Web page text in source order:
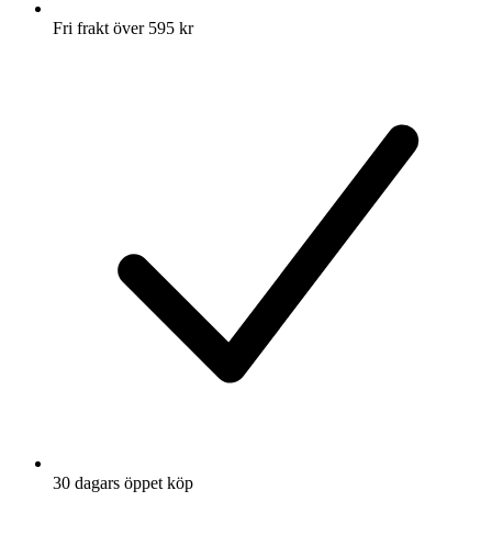
Fri frakt över 595 kr
30 dagars öppet köp